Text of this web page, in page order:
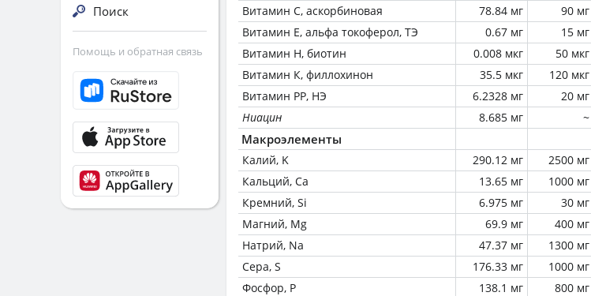
Витамин C, аскорбиновая
78.84 мг 90 мг
Витамин Е, альфа токоферол, ТЭ
0.67 мг 15 мг
Витамин Н, биотин
0.008 мкг 50 мкг
Витамин К, филлохинон
35.5 мкг 120 мкг
Витамин РР, НЭ
6.2328 мг 20 мг
Ниацин
8.685 мг ~
Макроэлементы
Калий, K 290.12 мг 2500 мг
Кальций, Ca
13.65 мг 1000 мг
Кремний, Si
6.975 мг 30 мг
Магний, Mg
69.9 мг 400 мг
Натрий, Na
47.37 мг 1300 мг
Сера, S
176.33 мг 1000 мг
Фосфор, P
138.1 мг 800 мг
Поиск
Помощь и обратная связь